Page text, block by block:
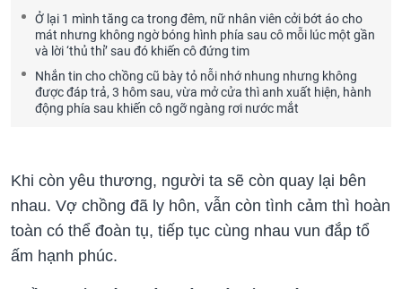
Ở lại 1 mình tăng ca trong đêm, nữ nhân viên cởi bớt áo cho
mát nhưng không ngờ bóng hình phía sau cô mỗi lúc một gần
và lời ‘thủ thỉ’ sau đó khiến cô đứng tim
Nhắn tin cho chồng cũ bày tỏ nỗi nhớ nhung nhưng không
được đáp trả, 3 hôm sau, vừa mở cửa thì anh xuất hiện, hành
động phía sau khiến cô ngỡ ngàng rơi nước mắt
Khi còn yêu thương, người ta sẽ còn quay lại bên
nhau. Vợ chồng đã ly hôn, vẫn còn tình cảm thì hoàn
toàn có thể đoàn tụ, tiếp tục cùng nhau vun đắp tổ
ấm hạnh phúc.